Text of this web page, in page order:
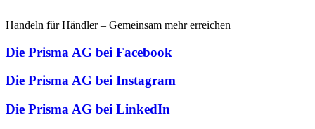
Handeln für Händler – Gemeinsam mehr erreichen
Die Prisma AG bei Facebook
Die Prisma AG bei Instagram
Die Prisma AG bei LinkedIn